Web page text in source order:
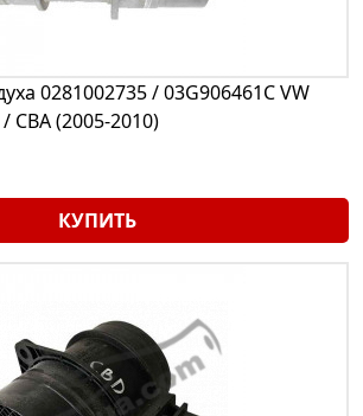
0281002735 / 03G906461C VW
CBA (2005-2010)
КУПИТЬ